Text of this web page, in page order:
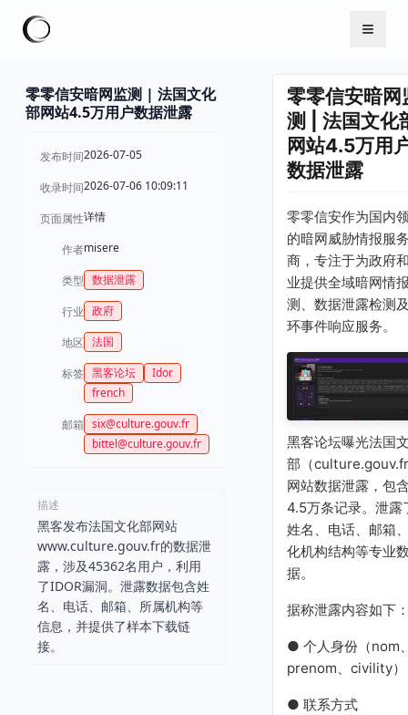
零零信安暗网监测 | 法国文化
部网站4.5万用户数据泄露
发布时间2026-07-05
收录时间2026-07-06 10:09:11
页面属性详情
作者misere
类型 数据泄露
行业 政府
地区 法国
标签 黑客论坛
Idor
french
邮箱 six@culture.gouv.fr
bittel@culture.gouv.fr
描述
黑客发布法国文化部网站
www.culture.gouv.fr的数据泄
露，涉及45362名用户，利用
了IDOR漏洞。泄露数据包含姓
名、电话、邮箱、所属机构等
信息，并提供了样本下载链
接。
零零信安暗网
测 | 法国文化
网站4.5万用
数据泄露
零零信安作为国内
的暗网威胁情报服
商，专注于为政府
业提供全域暗网情
测、数据泄露检测
环事件响应服务。
黑客论坛曝光法国
部（
网站数据泄露，包
4.5万条记录。泄露
姓名、电话、邮箱
化机构结构等专业
据。
据称泄露内容如下
● 个人身份（nom
prenom、civility）
● 联系方式